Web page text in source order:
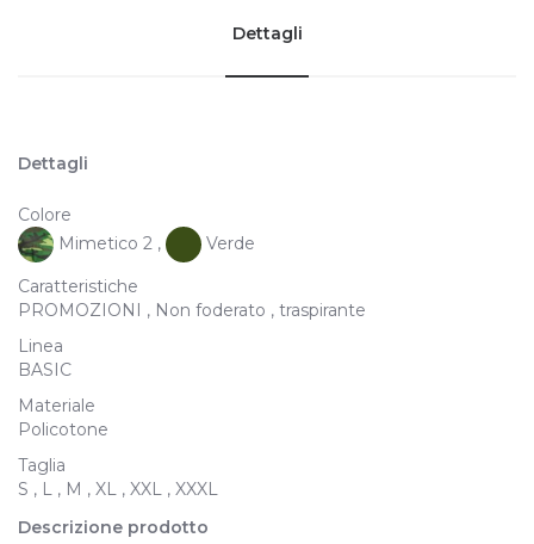
Dettagli
Dettagli
Colore
Mimetico 2 ,
Verde
Caratteristiche
PROMOZIONI , Non foderato , traspirante
Linea
BASIC
Materiale
Policotone
Taglia
S , L , M , XL , XXL , XXXL
Descrizione prodotto